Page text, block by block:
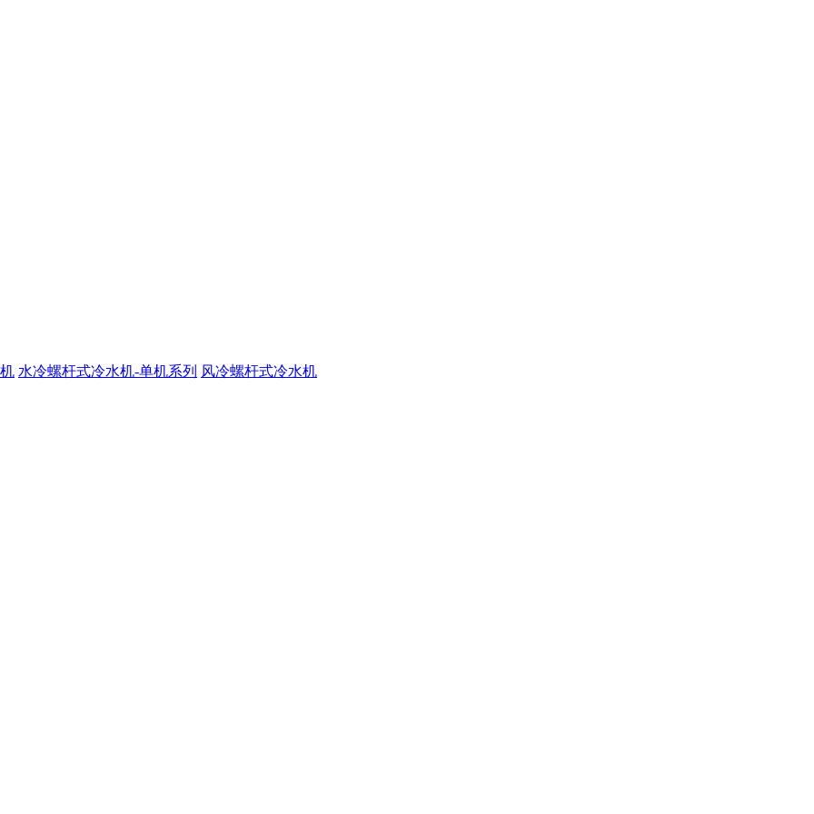
水冷螺杆式冷水机-单机系列 风冷螺杆式冷水机